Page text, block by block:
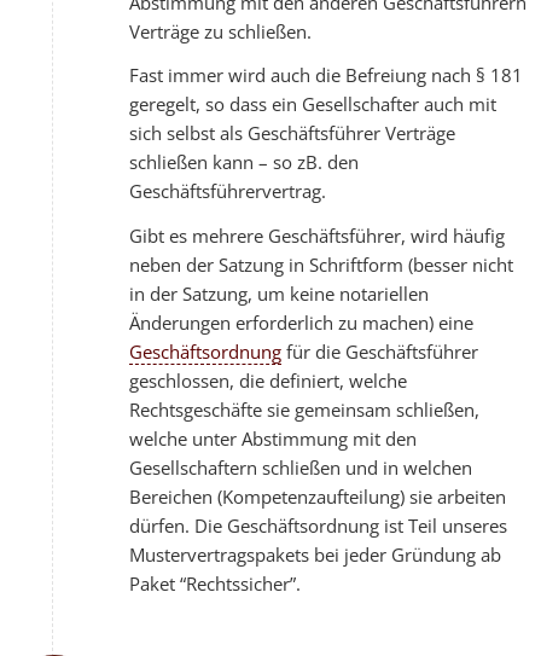
Verträge zu schließen.
Fast immer wird auch die Befreiung nach § 181
geregelt, so dass ein Gesellschafter auch mit
sich selbst als Geschäftsführer Verträge
schließen kann – so zB. den
Geschäftsführervertrag.
Gibt es mehrere Geschäftsführer, wird häufig
neben der Satzung in Schriftform (besser nicht
in der Satzung, um keine notariellen
Änderungen erforderlich zu machen) eine
Geschäftsordnung für die Geschäftsführer
geschlossen, die definiert, welche
Rechtsgeschäfte sie gemeinsam schließen,
welche unter Abstimmung mit den
Gesellschaftern schließen und in welchen
Bereichen (Kompetenzaufteilung) sie arbeiten
dürfen. Die Geschäftsordnung ist Teil unseres
Mustervertragspakets bei jeder Gründung ab
Paket “Rechtssicher”.